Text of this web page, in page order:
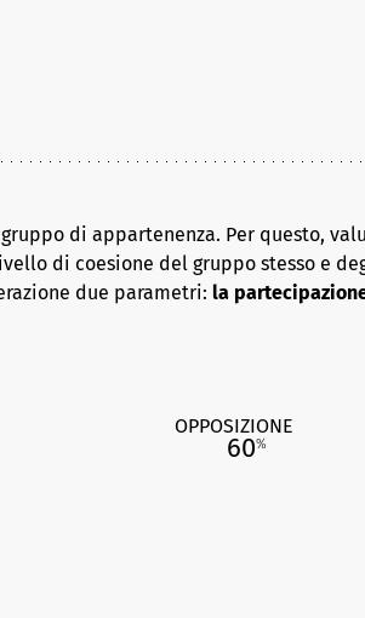
di appartenenza. Per questo,
di coesione del gruppo stesso e
due parametri: la
OPPOSIZIONE
60%